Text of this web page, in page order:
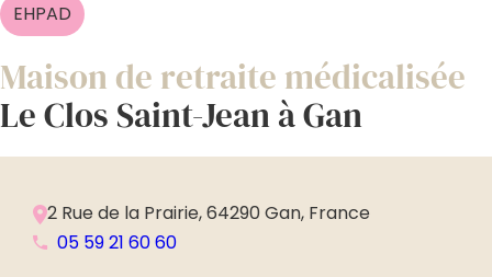
EHPAD
Maison de retraite médicalisée
Le Clos Saint-Jean à Gan
2 Rue de la Prairie, 64290 Gan, France
05 59 21 60 60